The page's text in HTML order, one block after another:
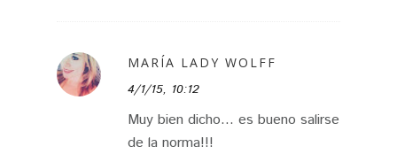
MARÍA LADY WOLFF
4/1/15, 10:12
Muy bien dicho... es bueno salirse
de la norma!!!